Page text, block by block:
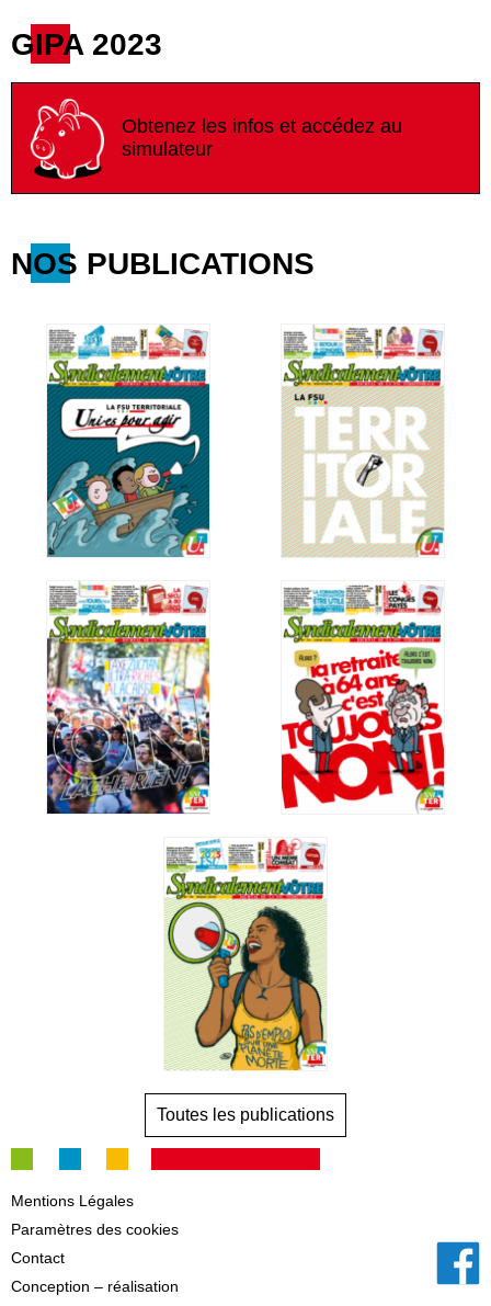
GIPA 2023
Obtenez les infos et accédez au
simulateur
NOS PUBLICATIONS
Toutes les publications
Mentions Légales
Paramètres des cookies
Contact
Conception – réalisation